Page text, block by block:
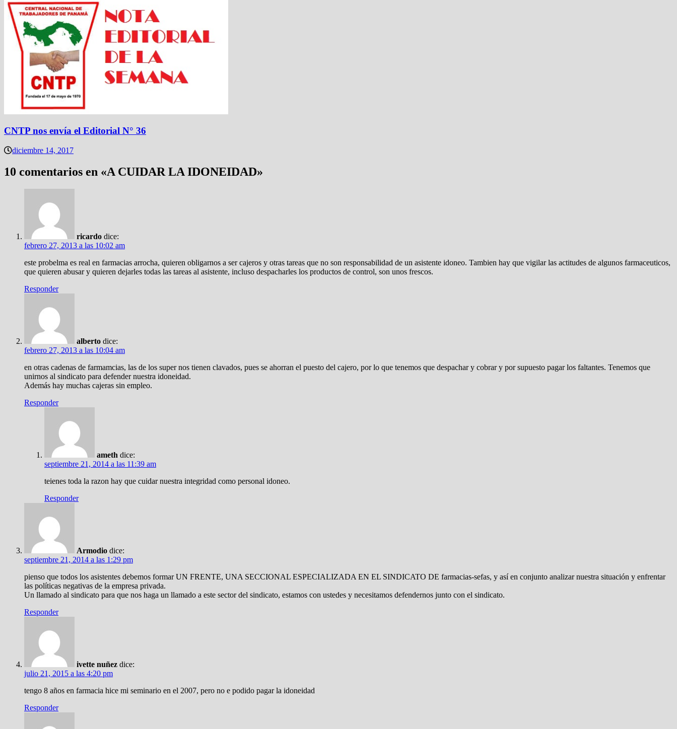
CNTP nos envía el Editorial N° 36
diciembre 14, 2017
10 comentarios en «A CUIDAR LA IDONEIDAD»
ricardo dice:
febrero 27, 2013 a las 10:02 am
este probelma es real en farmacias arrocha, quieren obligarnos a ser cajeros y otras tareas que no son responsabilidad de un asistente idoneo. Tambien hay que vigilar las actitudes de algunos farmaceuticos,
que quieren abusar y quieren dejarles todas las tareas al asistente, incluso despacharles los productos de control, son unos frescos.
Responder
alberto dice:
febrero 27, 2013 a las 10:04 am
en otras cadenas de farmamcias, las de los super nos tienen clavados, pues se ahorran el puesto del cajero, por lo que tenemos que despachar y cobrar y por supuesto pagar los faltantes. Tenemos que
unirnos al sindicato para defender nuestra idoneidad.
Además hay muchas cajeras sin empleo.
Responder
ameth dice:
septiembre 21, 2014 a las 11:39 am
teienes toda la razon hay que cuidar nuestra integridad como personal idoneo.
Responder
Armodio dice:
septiembre 21, 2014 a las 1:29 pm
pienso que todos los asistentes debemos formar UN FRENTE, UNA SECCIONAL ESPECIALIZADA EN EL SINDICATO DE farmacias-sefas, y así en conjunto analizar nuestra situación y enfrentar
las políticas negativas de la empresa privada.
Un llamado al sindicato para que nos haga un llamado a este sector del sindicato, estamos con ustedes y necesitamos defendernos junto con el sindicato.
Responder
ivette nuñez dice:
julio 21, 2015 a las 4:20 pm
tengo 8 años en farmacia hice mi seminario en el 2007, pero no e podido pagar la idoneidad
Responder